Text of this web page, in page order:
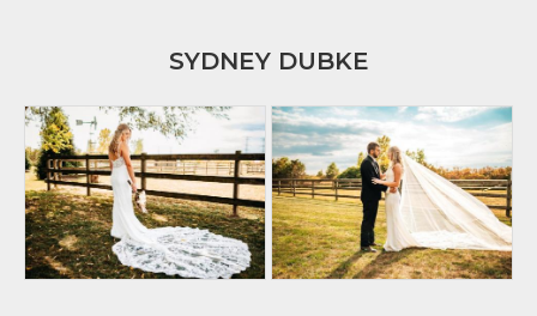
SYDNEY DUBKE